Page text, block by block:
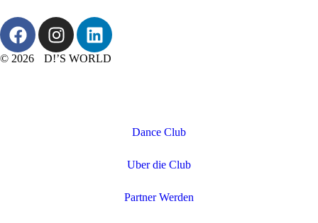
© 2026 D!’S WORLD
Dance Club
Uber die Club
Partner Werden